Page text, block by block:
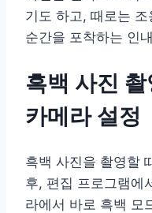
기도 하고, 때로는
순간을 포착하는 인
흑백 사진
카메라 설정
흑백 사진을 촬영할
후, 편집 프로그램에
라에서 바로 흑백 모